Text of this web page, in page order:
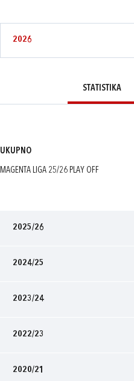
2026
STATISTIKA
UKUPNO
MAGENTA LIGA 25/26 PLAY OFF
2025/26
2024/25
2023/24
2022/23
2020/21